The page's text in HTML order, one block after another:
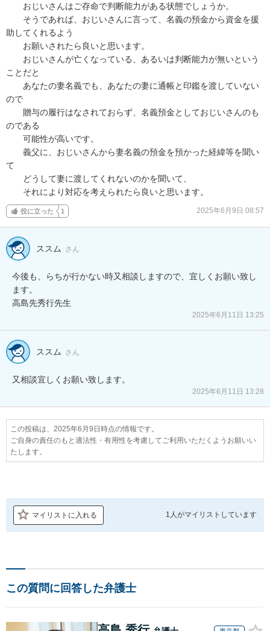
おじいさんはご存命で判断能力がある状態でしょうか。
そうであれば、おじいさんに言って、名義の預金から資金を援
助してくれるよう
お願いされたら良いと思います。
おじいさんが亡くなっている、あるいは判断能力が無いという
ことだと
あなたの妻名義でも、あなたの妻に通帳と印鑑を渡していない
ので
贈与の履行はなされておらず、名義預金としておじいさんのも
のである
可能性が高いです。
義父に、おじいさんから妻名義の預金を預かった経緯等を聞い
て
どうして妻に渡してくれないのかを聞いて、
それにより対応を考えられたら良いと思います。
役に立った 1 2025年6月9日 08:57
ススム さん
今後も、らちが行かない時又相談しますので、宜しくお願い致し
ます。
2025年6月11日 13:25
ススム さん
又相談宜しくお願い致します。
2025年6月11日 13:28
この投稿は、2025年6月9日時点の情報です。
ご自身の責任のもと適法性・有用性を考慮してご利用いただくようお願いい
たします。
マイリストに入れる 1人がマイリストしています
この質問に回答した弁護士